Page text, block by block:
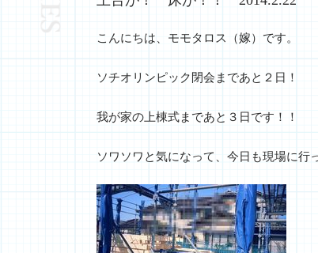
こんにちは、モモタロス（嫁）です。
ソチオリンピック閉会まであと２日！
我が家の上棟式まであと３日です！！
ソワソワと気になって、今日も現場に行